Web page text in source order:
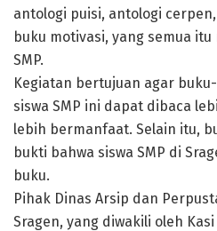
antologi puisi, antologi
buku motivasi, yang semua
SMP.
Kegiatan bertujuan agar
siswa SMP ini dapat dibaca
lebih bermanfaat. Selain itu,
bukti bahwa siswa SMP di
buku.
Pihak Dinas Arsip dan
Sragen, yang diwakili oleh